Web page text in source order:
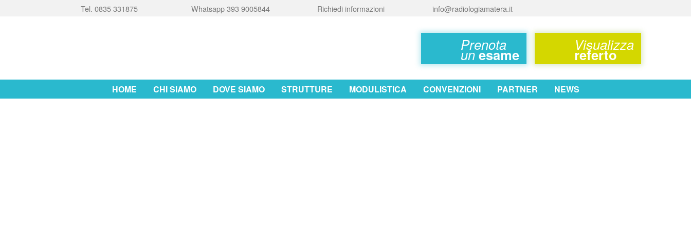
Tel. 0835 331875 Whatsapp 393 9005844 Richiedi informazioni info@radiologiamatera.it
Visualizza
referto
Prenota
unesame
HOME CHI SIAMO DOVE SIAMO STRUTTURE MODULISTICA CONVENZIONI PARTNER NEWS